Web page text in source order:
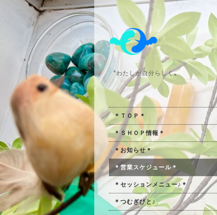
〝わたしが自分らしく〟
＊ＴＯＰ＊
＊ＳＨＯＰ情報＊
＊お知らせ＊
＊営業スケジュール＊
＊セッションメニュー♪＊
＊つむぎびと♪